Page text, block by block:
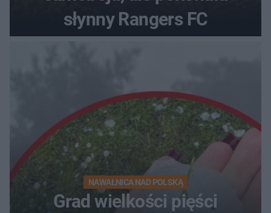
słynny Rangers FC
NAWAŁNICA NAD POLSKĄ
Grad wielkości pięści